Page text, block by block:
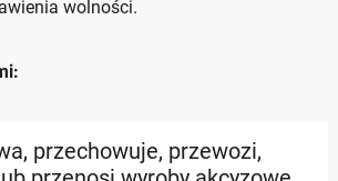
wolności.
przechowuje, przewozi,